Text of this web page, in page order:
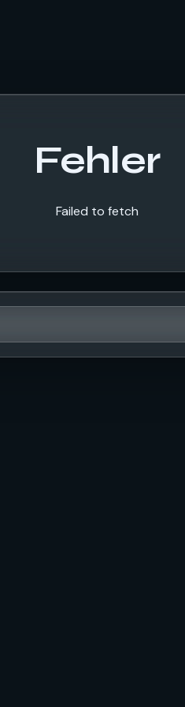
Fehler
Failed to fetch